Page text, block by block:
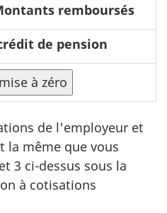
remboursés
de pension
de l'employeur et
la même que vous
3 ci-dessus sous la
à cotisations